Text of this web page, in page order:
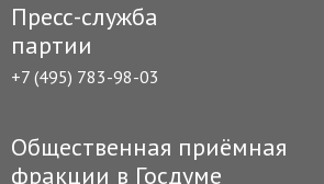
Пресс-служба
партии
+7 (495) 783-98-03
Общественная приёмная
фракции в Госдуме